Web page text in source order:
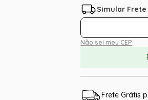
Não sei meu CEP
Frete Grátis